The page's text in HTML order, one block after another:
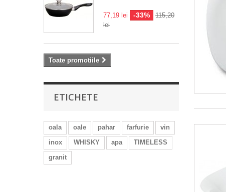
77,19 lei -33%
115,20
lei
Toate promotiile
ETICHETE
oala oale pahar farfurie
vin
inox
WHISKY apa
TIMELESS
granit